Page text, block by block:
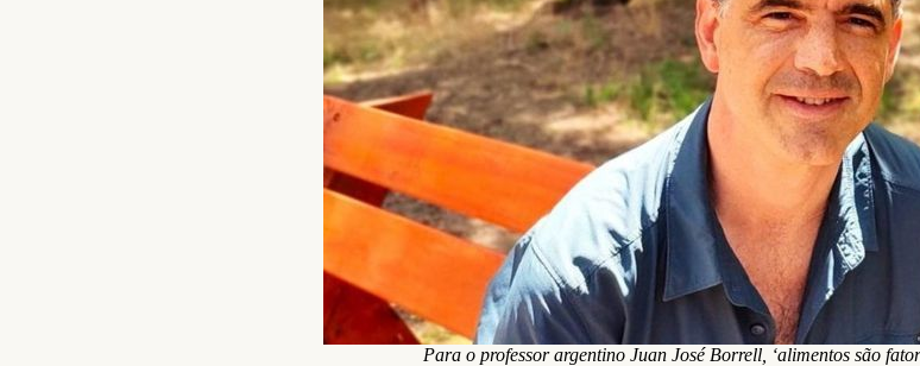
Para o professor argentino Juan José Borrell, ‘alimentos são